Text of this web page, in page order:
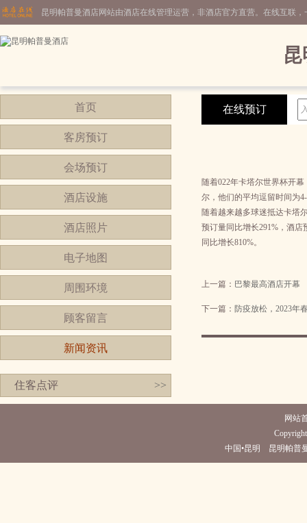
昆明帕普曼酒店网站由酒店在线管理运营，非酒店官方直营。在线互联
首页
客房预订
会场预订
酒店设施
酒店照片
电子地图
周围环境
顾客留言
新闻资讯
住客点评 >>
在线预订
随着022年卡塔尔世界杯开
尔，他们的平均逗留时间为
随着越来越多球迷抵达卡塔
预订量同比增长291%，酒店
同比增长810%。
上一篇： 巴黎最高酒店开幕
下一篇： 防疫放松，2023年
网站
中国•昆明 昆明帕普